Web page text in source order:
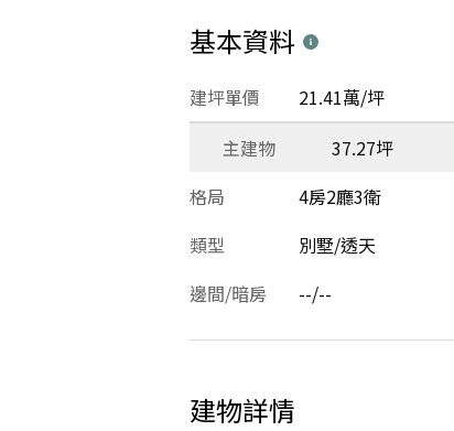
基本資料
建坪單價 21.41萬/坪
主建物
37.27坪
格局
4房2廳3衛
類型
別墅/透天
邊間/暗房 --/--
建物詳情